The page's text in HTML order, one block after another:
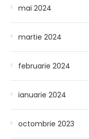
mai 2024
martie 2024
februarie 2024
ianuarie 2024
octombrie 2023